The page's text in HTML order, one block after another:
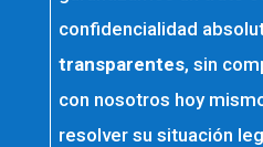
confidencialidad
transparentes, sin
con nosotros hoy
resolver su situación